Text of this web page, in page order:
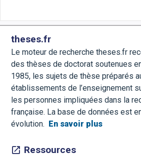
theses.fr
Le moteur de recherche theses.fr
des thèses de doctorat soutenues
1985, les sujets de thèse préparés
établissements de l’enseignement
les personnes impliquées dans la
française. La base de données est
évolution.
En savoir plus
Ressources